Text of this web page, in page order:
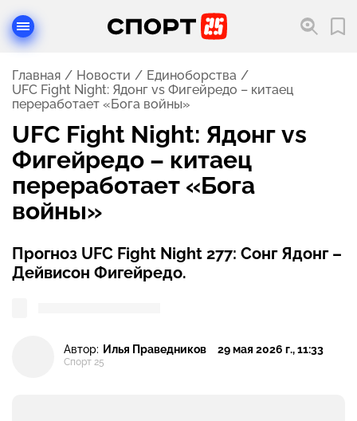
Главная Новости
Единоборства
UFC Fight Night: Ядонг vs Фигейредо – китаец
переработает «Бога войны»
UFC Fight Night: Ядонг vs
Фигейредо – китаец
переработает «Бога
войны»
Прогноз UFC Fight Night 277: Сонг Ядонг –
Дейвисон Фигейредо.
Автор: Илья Праведников
Спорт 25
29 мая 2026 г., 11:33